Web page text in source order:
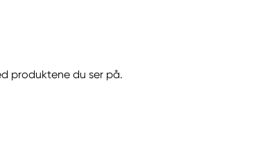
produktene du ser på.